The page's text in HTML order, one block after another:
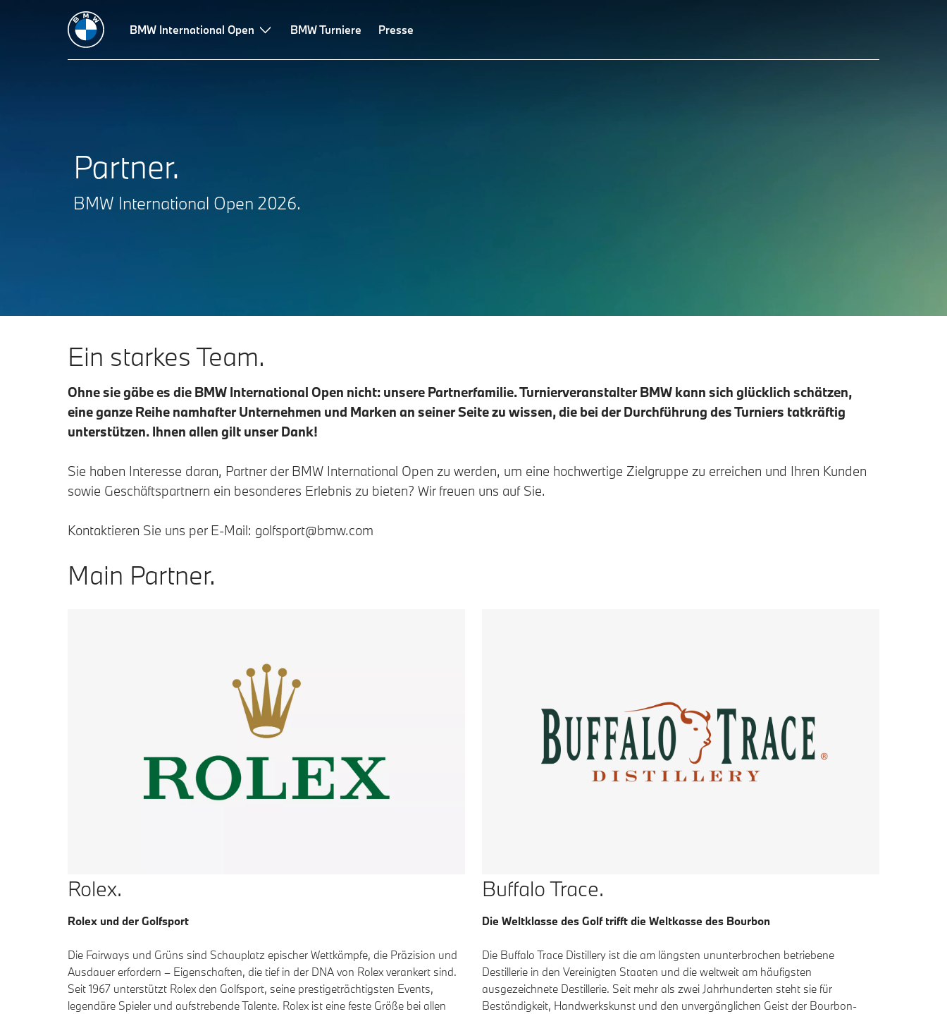
BMW International Open BMW Turniere Presse
Partner.
BMW International Open 2026.
Ein starkes Team.
Ohne sie gäbe es die BMW International Open nicht: unsere Partnerfamilie. Turnierveranstalter BMW kann sich glücklich schätzen,
eine ganze Reihe namhafter Unternehmen und Marken an seiner Seite zu wissen, die bei der Durchführung des Turniers tatkräftig
unterstützen. Ihnen allen gilt unser Dank!
Sie haben Interesse daran, Partner der BMW International Open zu werden, um eine hochwertige Zielgruppe zu erreichen und Ihren Kunden
sowie Geschäftspartnern ein besonderes Erlebnis zu bieten? Wir freuen uns auf Sie.
Kontaktieren Sie uns per E-Mail: golfsport@bmw.com
Main Partner.
Rolex.
Rolex und der Golfsport
Die Fairways und Grüns sind Schauplatz epischer Wettkämpfe, die Präzision und
Ausdauer erfordern – Eigenschaften, die tief in der DNA von Rolex verankert sind.
Seit 1967 unterstützt Rolex den Golfsport, seine prestigeträchtigsten Events,
legendäre Spieler und aufstrebende Talente. Rolex ist eine feste Größe bei allen
Buffalo Trace.
Die Weltklasse des Golf trifft die Weltkasse des Bourbon
Die Buffalo Trace Distillery ist die am längsten ununterbrochen betriebene
Destillerie in den Vereinigten Staaten und die weltweit am häufigsten
ausgezeichnete Destillerie. Seit mehr als zwei Jahrhunderten steht sie für
Beständigkeit, Handwerkskunst und den unvergänglichen Geist der Bourbon-